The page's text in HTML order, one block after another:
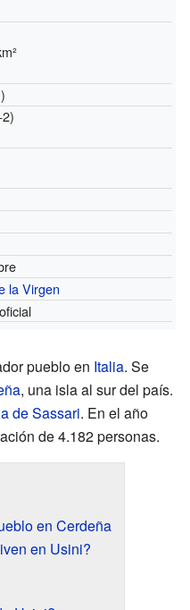
la Virgen
pueblo en Italia. Se
, una isla al sur del país.
de Sassari. En el año
de 4.182 personas.
en Cerdeña
en Usini?